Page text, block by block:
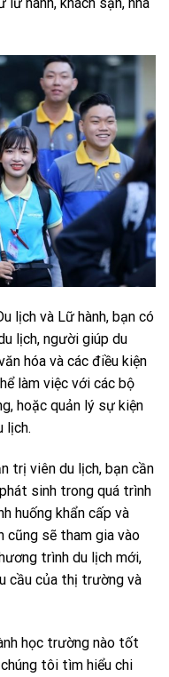
lịch và Lữ hành, bạn có
lịch, người giúp du
hóa và các điều kiện
làm việc với các bộ
hoặc quản lý sự kiện
lịch.
trị viên du lịch, bạn cần
sinh trong quá trình
huống khẩn cấp và
cũng sẽ tham gia vào
trình du lịch mới,
cầu của thị trường và
học trường nào tốt
tôi tìm hiểu chi